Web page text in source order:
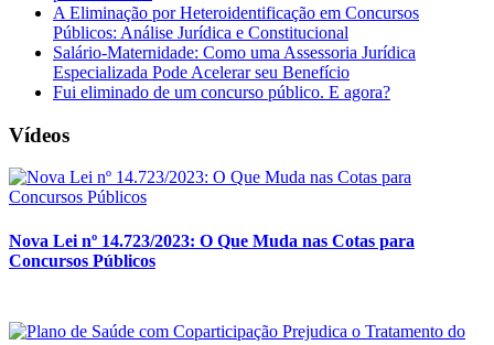
A Eliminação por Heteroidentificação em Concursos
Públicos: Análise Jurídica e Constitucional
Salário-Maternidade: Como uma Assessoria Jurídica
Especializada Pode Acelerar seu Benefício
Fui eliminado de um concurso público. E agora?
Vídeos
Nova Lei nº 14.723/2023: O Que Muda nas Cotas para
Concursos Públicos